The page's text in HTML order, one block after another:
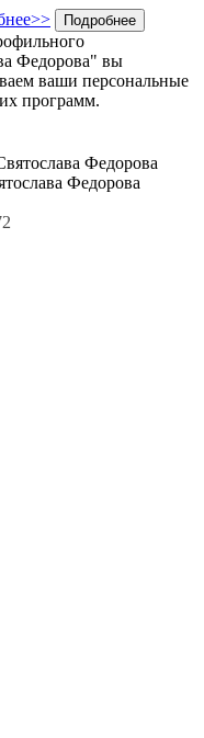
Подробнее
Федорова" вы
ваши персональные
программ.
Федорова